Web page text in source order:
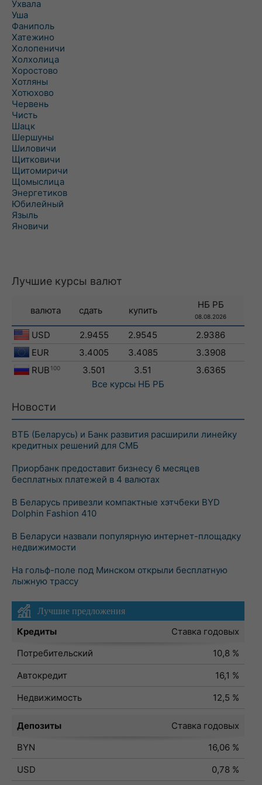
Ухвала
Уша
Фаниполь
Хатежино
Холопеничи
Холхолица
Хоростово
Хотляны
Хотюхово
Червень
Чисть
Шацк
Шершуны
Шиловичи
Щитковичи
Щитомиричи
Щомыслица
Энергетиков
Юбилейный
Языль
Яновичи
Лучшие курсы валют
валюта сдать купить
НБ РБ
08.08.2026
USD 2.9455 2.9545
2.9386
EUR
3.4005 3.4085
3.3908
RUB 100 3.501 3.51
3.6365
Все курсы НБ РБ
Новости
ВТБ (Беларусь) и Банк развития расширили линейку
кредитных решений для СМБ
Приорбанк предоставит бизнесу 6 месяцев
бесплатных платежей в 4 валютах
В Беларусь привезли компактные хэтчбеки BYD
Dolphin Fashion 410
В Беларуси назвали популярную интернет-площадку
недвижимости
На гольф-поле под Минском открыли бесплатную
лыжную трассу
Лучшие предложения
Кредиты
Ставка годовых
Потребительский
10,8 %
Автокредит
16,1 %
Недвижимость
12,5 %
Депозиты
Ставка годовых
BYN
16,06 %
USD
0,78 %